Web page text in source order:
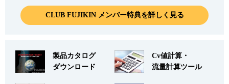
CLUB FUJIKIN メンバー特典を詳しく見る
製品カタログ
ダウンロード
Cv値計算・
流量計算ツール